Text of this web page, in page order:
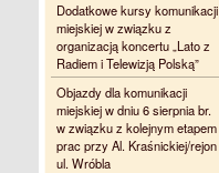
Dodatkowe kursy komunikacji
miejskiej w związku z
organizacją koncertu „Lato z
Radiem i Telewizją Polską”
Objazdy dla komunikacji
miejskiej w dniu 6 sierpnia br.
w związku z kolejnym etapem
prac przy Al. Kraśnickiej/rejon
ul. Wróbla